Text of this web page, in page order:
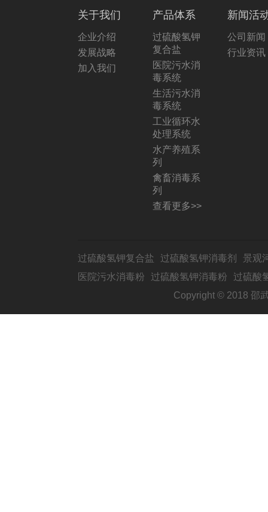
关于我们
企业介绍
发展战略
加入我们
产品体系
过硫酸氢钾
复合盐
医院污水消
毒系统
生活污水消
毒系统
工业循环水
处理系统
水产养殖系
列
禽畜消毒系
列
查看更多>>
新闻活
公司新闻
行业资讯
过硫酸氢钾复合盐 过硫酸氢钾消毒剂
景观
医院污水消毒粉
过硫酸氢钾消毒粉
过硫酸
Copyright © 2018 邵